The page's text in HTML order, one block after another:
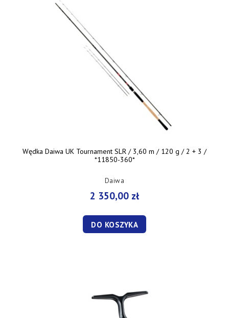
Wędka Daiwa UK Tournament SLR / 3,60 m / 120 g / 2 + 3 /
*11850-360*
Daiwa
2 350,00 zł
DO KOSZYKA